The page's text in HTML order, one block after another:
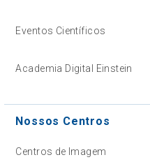
Eventos Científicos
Academia Digital Einstein
Nossos Centros
Centros de Imagem